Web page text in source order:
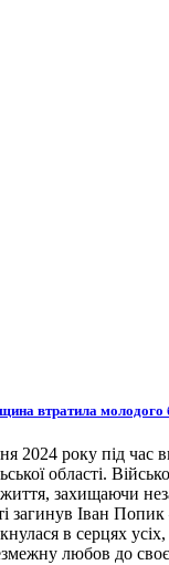
втратила молодого
року під час
області.
захищаючи
Іван
в серцях
любов до